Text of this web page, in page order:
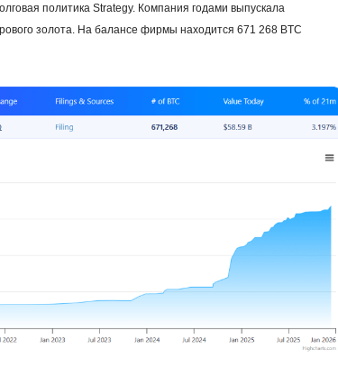
политика Strategy. Компания годами выпускала
золота. На балансе фирмы находится 671 268 BTC